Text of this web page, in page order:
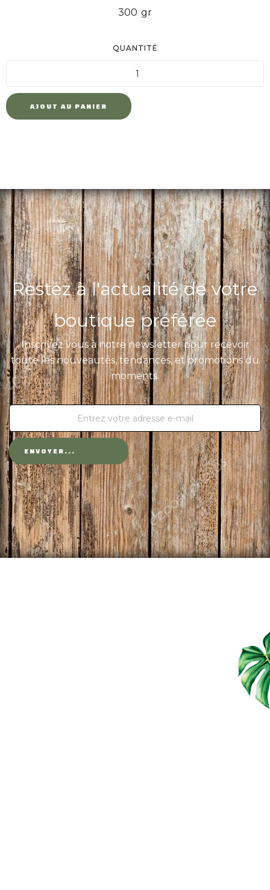
300 gr
QUANTITÉ
Restez à l'actualité de votre
boutique préférée
Inscrivez vous à notre newsletter pour recevoir
toute les nouveautés, tendances, et promotions du
moments.